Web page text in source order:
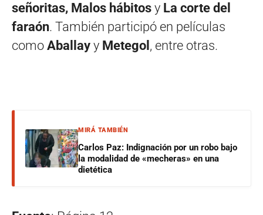
señoritas, Malos hábitos y La corte del
faraón. También participó en películas
como Aballay y Metegol , entre otras.
MIRÁ TAMBIÉN
Carlos Paz: Indignación por un robo bajo
la modalidad de «mecheras» en una
dietética